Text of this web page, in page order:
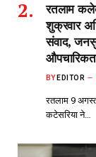
रतलाम
शुक्रवार
संवाद,
BY EDITOR
रतलाम 9
कटेसरिया ने…